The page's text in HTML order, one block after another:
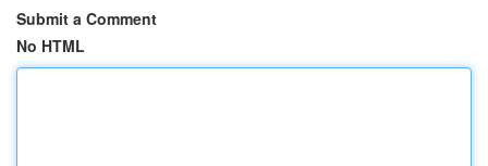
Submit a Comment
No HTML